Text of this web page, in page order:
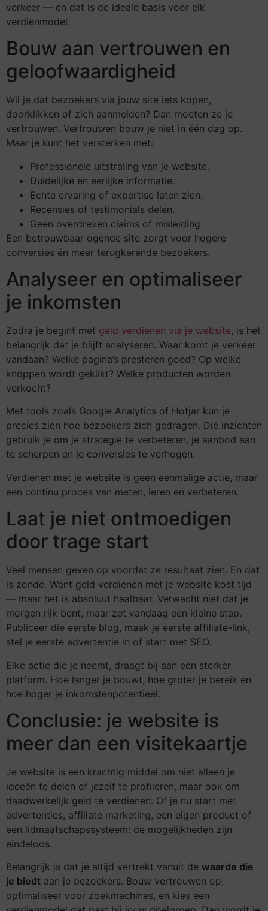
verkeer — en dat is de ideale basis voor elk
verdienmodel.
Bouw aan vertrouwen en
geloofwaardigheid
Wil je dat bezoekers via jouw site iets kopen,
doorklikken of zich aanmelden? Dan moeten ze je
vertrouwen. Vertrouwen bouw je niet in één dag op.
Maar je kunt het versterken met:
Professionele uitstraling van je website.
Duidelijke en eerlijke informatie.
Echte ervaring of expertise laten zien.
Recensies of testimonials delen.
Geen overdreven claims of misleiding.
Een betrouwbaar ogende site zorgt voor hogere
conversies én meer terugkerende bezoekers.
Analyseer en optimaliseer
je inkomsten
Zodra je begint met geld verdienen via je website, is het
belangrijk dat je blijft analyseren. Waar komt je verkeer
vandaan? Welke pagina’s presteren goed? Op welke
knoppen wordt geklikt? Welke producten worden
verkocht?
Met tools zoals Google Analytics of Hotjar kun je
precies zien hoe bezoekers zich gedragen. Die inzichten
gebruik je om je strategie te verbeteren, je aanbod aan
te scherpen en je conversies te verhogen.
Verdienen met je website is geen eenmalige actie, maar
een continu proces van meten, leren en verbeteren.
Laat je niet ontmoedigen
door trage start
Veel mensen geven op voordat ze resultaat zien. En dat
is zonde. Want geld verdienen met je website kost tijd
— maar het is absoluut haalbaar. Verwacht niet dat je
morgen rijk bent, maar zet vandaag een kleine stap.
Publiceer die eerste blog, maak je eerste affiliate-link,
stel je eerste advertentie in of start met SEO.
Elke actie die je neemt, draagt bij aan een sterker
platform. Hoe langer je bouwt, hoe groter je bereik en
hoe hoger je inkomstenpotentieel.
Conclusie: je website is
meer dan een visitekaartje
Je website is een krachtig middel om niet alleen je
ideeën te delen of jezelf te profileren, maar ook om
daadwerkelijk geld te verdienen. Of je nu start met
advertenties, affiliate marketing, een eigen product of
een lidmaatschapssysteem: de mogelijkheden zijn
eindeloos.
Belangrijk is dat je altijd vertrekt vanuit de waarde die
je biedt aan je bezoekers. Bouw vertrouwen op,
optimaliseer voor zoekmachines, en kies een